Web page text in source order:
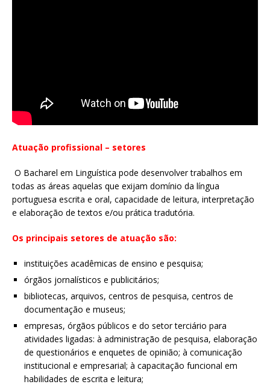
Atuação profissional – setores
O Bacharel em Linguística pode desenvolver trabalhos em
todas as áreas aquelas que exijam domínio da língua
portuguesa escrita e oral, capacidade de leitura, interpretação
e elaboração de textos e/ou prática tradutória.
Os principais setores de atuação são:
instituições acadêmicas de ensino e pesquisa;
órgãos jornalísticos e publicitários;
bibliotecas, arquivos, centros de pesquisa, centros de
documentação e museus;
empresas, órgãos públicos e do setor terciário para
atividades ligadas: à administração de pesquisa, elaboração
de questionários e enquetes de opinião; à comunicação
institucional e empresarial; à capacitação funcional em
habilidades de escrita e leitura;